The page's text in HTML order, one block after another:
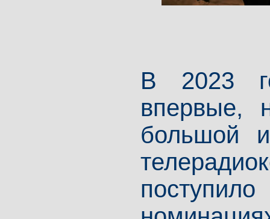
В 2023
впервые,
большой